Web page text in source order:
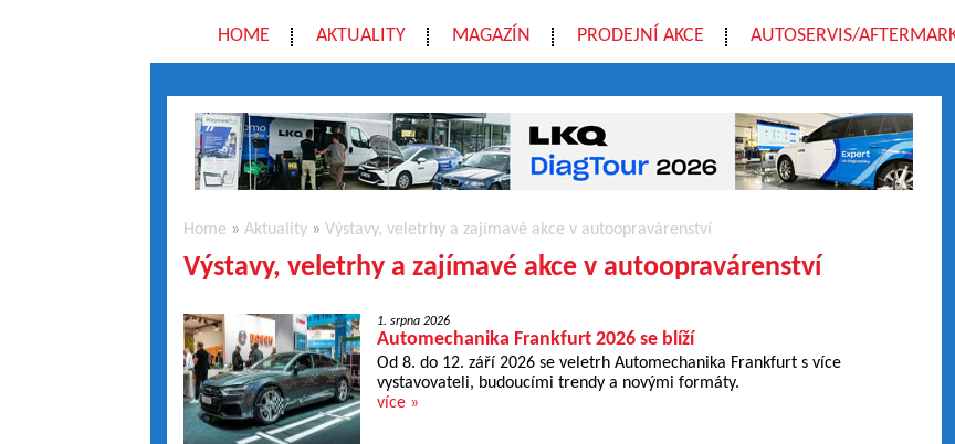
HOME AKTUALITY MAGAZÍN PRODEJNÍ AKCE AUTOSERVIS/
Home » Aktuality» Výstavy, veletrhy a zajímavé akce v autoopravárenství
Výstavy, veletrhy a zajímavé akce v autoopravárenství
1. srpna 2026
Automechanika Frankfurt 2026 se blíží
Od 8. do 12. září 2026 se veletrh Automechanika Frankfurt s více
vystavovateli, budoucími trendy a novými formáty.
více »